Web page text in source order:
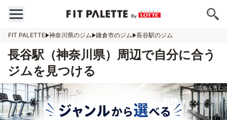
FIT PALETTE 神奈川県のジム 鎌倉市のジム 長谷駅のジム
長谷駅（神奈川県）周辺で自分に合う
ジムを見つける